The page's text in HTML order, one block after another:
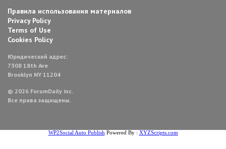
Правила использования материалов
Privacy Policy
Terms of Use
Cookies Policy
Юридический адрес:
7308 18th Ave
Brooklyn NY 11204
© 2026 ForumDaily inc.
Все права защищены.
WP2Social Auto Publish Powered By : XYZScripts.com